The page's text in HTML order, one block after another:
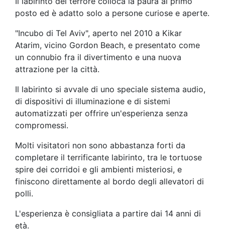
posto ed è adatto solo a persone curiose e aperte.
"Incubo di Tel Aviv", aperto nel 2010 a Kikar
Atarim, vicino Gordon Beach, e presentato come
un connubio fra il divertimento e una nuova
attrazione per la città.
Il labirinto si avvale di uno speciale sistema audio,
di dispositivi di illuminazione e di sistemi
automatizzati per offrire un'esperienza senza
compromessi.
Molti visitatori non sono abbastanza forti da
completare il terrificante labirinto, tra le tortuose
spire dei corridoi e gli ambienti misteriosi, e
finiscono direttamente al bordo degli allevatori di
polli.
L'esperienza è consigliata a partire dai 14 anni di
età.